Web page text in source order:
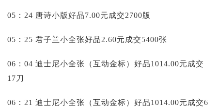
05：24 唐诗小版好品7.00元成交2700版
05：25 君子兰小全张好品2.60元成交5400张
06：04 迪士尼小全张（互动金标）好品1014.00元成交
17刀
06：21 迪士尼小全张（互动金标）好品1014.00元成交6